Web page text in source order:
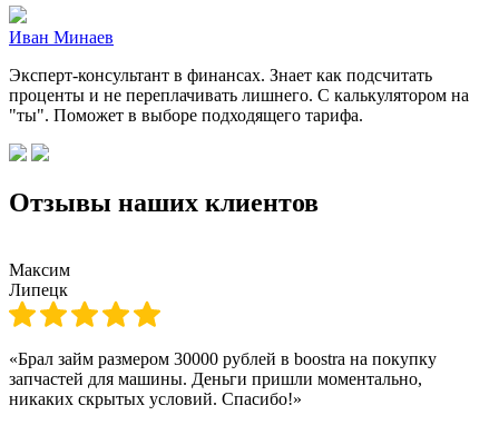
Иван Минаев
Эксперт-консультант в финансах. Знает как подсчитать
проценты и не переплачивать лишнего. С калькулятором на
"ты". Поможет в выборе подходящего тарифа.
Отзывы наших клиентов
Максим
Липецк
«Брал займ размером 30000 рублей в boostra на покупку
запчастей для машины. Деньги пришли моментально,
никаких скрытых условий. Спасибо!»